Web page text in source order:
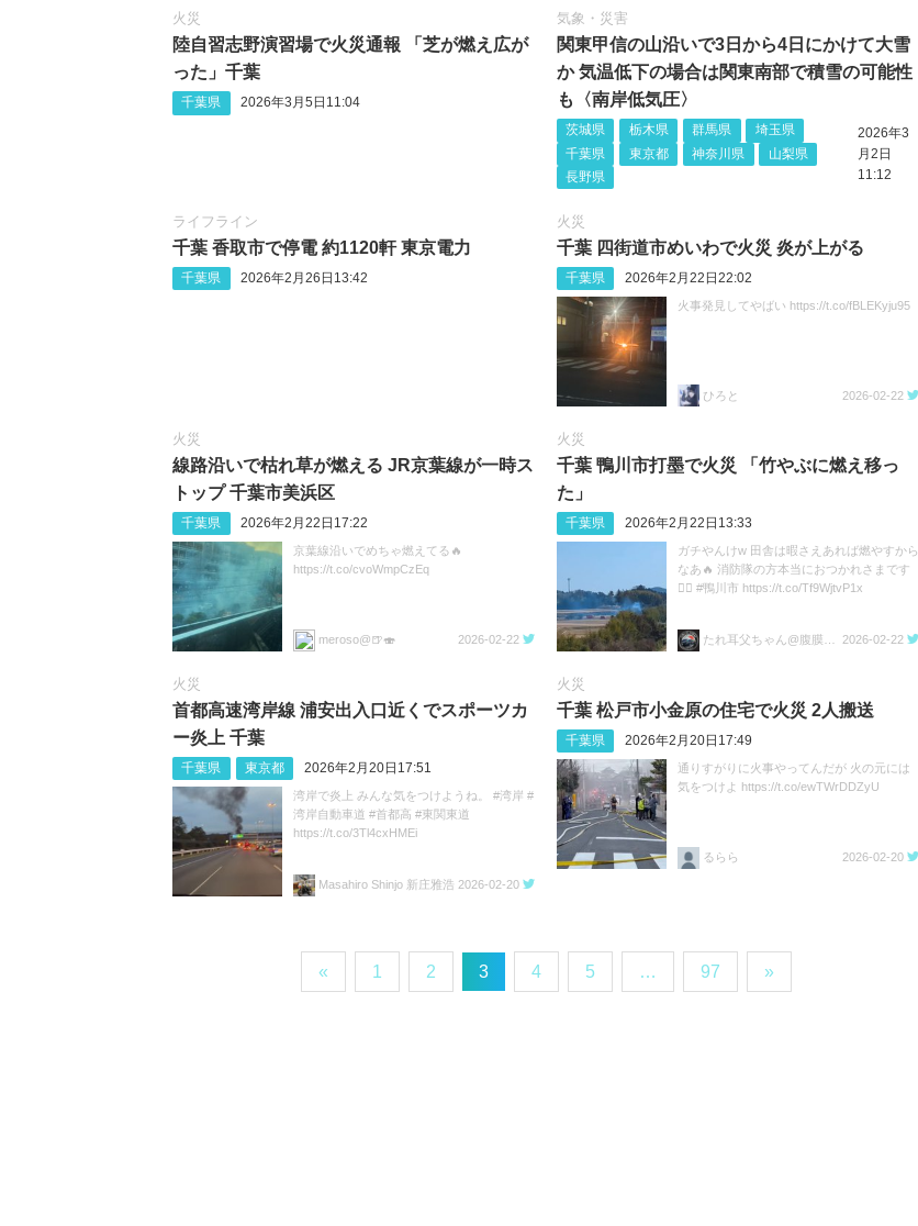
火災
陸自習志野演習場で火災通報 「芝が燃え広が
った」千葉
千葉県 2026年3月5日11:04
気象・災害
関東甲信の山沿いで3日から4日にかけて大雪
か 気温低下の場合は関東南部で積雪の可能性
も〈南岸低気圧〉
茨城県 栃木県 群馬県
埼玉県
千葉県
東京都 神奈川県
山梨県
長野県
2026年3
月2日
11:12
ライフライン
千葉 香取市で停電 約1120軒 東京電力
千葉県 2026年2月26日13:42
火災
千葉 四街道市めいわで火災 炎が上がる
千葉県 2026年2月22日22:02
火事発見してやばい https://t.co/fBLEKyju95
ひろと 2026-02-22
火災
線路沿いで枯れ草が燃える JR京葉線が一時ス
トップ 千葉市美浜区
千葉県 2026年2月22日17:22
京葉線沿いでめちゃ燃えてる🔥
https://t.co/cvoWmpCzEq
meroso@🍺🍣 2026-02-22
火災
千葉 鴨川市打墨で火災 「竹やぶに燃え移っ
た」
千葉県 2026年2月22日13:33
ガチやんけw 田舎は暇さえあれば燃やすから
なあ🔥 消防隊の方本当におつかれさまです
🙇‍♂️ #鴨川市 https://t.co/Tf9WjtvP1x
2026-02-22
火災
首都高速湾岸線 浦安出入口近くでスポーツカ
ー炎上 千葉
千葉県 東京都 2026年2月20日17:51
湾岸で炎上 みんな気をつけようね。 #湾岸 #
湾岸自動車道 #首都高 #東関東道
https://t.co/3Tl4cxHMEi
Masahiro Shinjo 新庄雅浩 2026-02-20
火災
千葉 松戸市小金原の住宅で火災 2人搬送
千葉県 2026年2月20日17:49
通りすがりに火事やってんだが 火の元には
気をつけよ https://t.co/ewTWrDDZyU
るらら 2026-02-20
« 1 2 3 4 5 … 97 »